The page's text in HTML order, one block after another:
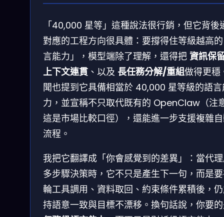
「40,000 星等」這種說法很行銷，但它背後
對應的工程方向很具體：要撐得住等級越高
言能力」，模型端除了理解，還得把 資訊保
上下文連貫 、以及 長任務分解/重組做得更穩
聞也提到它具備相當於 40,000 星等級的語
力，並宣稱不只取代既有的 OpenClaw（注
這是市場比較口徑），還能進一步支援複雜
流程。
我把它翻譯成「你會感覺到的差異」：當代
多步驟決策時，它不只是產生下一句，而是
輪工具調用、資料取回、約束條件累積後，
持語意一致與目標不漂移。換句話說，你要